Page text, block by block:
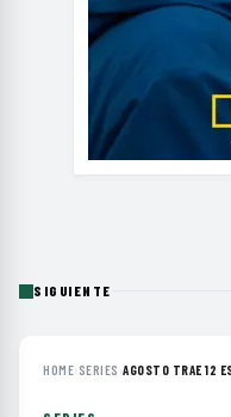
SIGUIENTE
HOME› SERIES ›AGOSTO TRAE 12